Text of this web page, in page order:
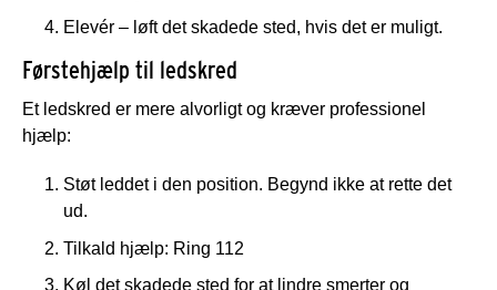
Elevér – løft det skadede sted, hvis det er muligt.
Førstehjælp til ledskred
Et ledskred er mere alvorligt og kræver professionel
hjælp:
Støt leddet i den position. Begynd ikke at rette det
ud.
Tilkald hjælp: Ring 112
Køl det skadede sted for at lindre smerter og